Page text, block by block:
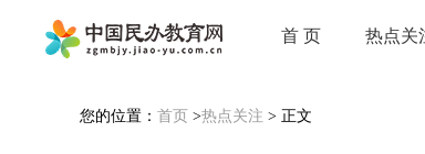
首 页 热点关
您的位置： 首页 >热点关注 > 正文